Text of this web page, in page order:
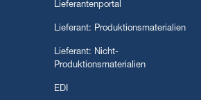
Lieferantenportal
Lieferant: Produktionsmaterialien
Lieferant: Nicht-
Produktionsmaterialien
EDI